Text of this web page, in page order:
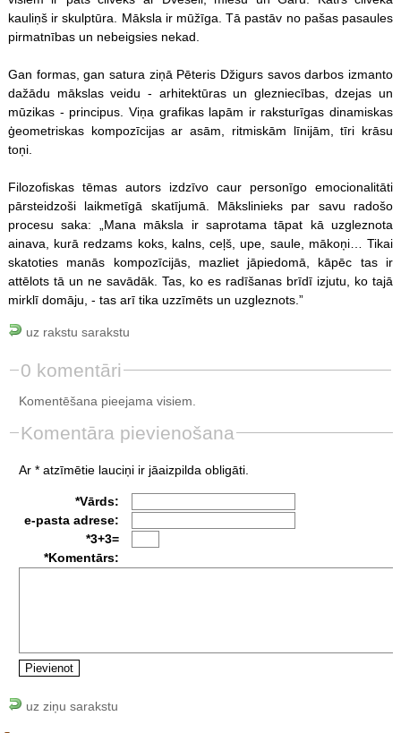
kauliņš ir skulptūra. Māksla ir mūžīga. Tā pastāv no pašas pasaules
pirmatnības un nebeigsies nekad.
Gan formas, gan satura ziņā Pēteris Džigurs savos darbos izmanto
dažādu mākslas veidu - arhitektūras un glezniecības, dzejas un
mūzikas - principus. Viņa grafikas lapām ir raksturīgas dinamiskas
ģeometriskas kompozīcijas ar asām, ritmiskām līnijām, tīri krāsu
toņi.
Filozofiskas tēmas autors izdzīvo caur personīgo emocionalitāti
pārsteidzoši laikmetīgā skatījumā. Mākslinieks par savu radošo
procesu saka: „Mana māksla ir saprotama tāpat kā uzgleznota
ainava, kurā redzams koks, kalns, ceļš, upe, saule, mākoņi… Tikai
skatoties manās kompozīcijās, mazliet jāpiedomā, kāpēc tas ir
attēlots tā un ne savādāk. Tas, ko es radīšanas brīdī izjutu, ko tajā
mirklī domāju, - tas arī tika uzzīmēts un uzgleznots.”
uz rakstu sarakstu
0 komentāri
Komentēšana pieejama visiem.
Komentāra pievienošana
Ar * atzīmētie lauciņi ir jāaizpilda obligāti.
*Vārds:
e-pasta adrese:
*3+3=
*Komentārs:
uz ziņu sarakstu